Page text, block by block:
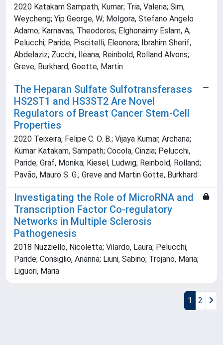
2020 Katakam Sampath, Kumar; Tria, Valeria; Sim,
Weycheng; Yip George, W; Molgora, Stefano Angelo
Adamo; Karnavas, Theodoros; Elghonaimy Eslam, A;
Pelucchi, Paride; Piscitelli, Eleonora; Ibrahim Sherif,
Abdelaziz; Zucchi, Ileana; Reinbold, Rolland Alvons;
Greve, Burkhard; Goette, Martin
The Heparan Sulfate Sulfotransferases
HS2ST1 and HS3ST2 Are Novel
Regulators of Breast Cancer Stem-Cell
Properties
2020 Teixeira, Felipe C. O. B.; Vijaya Kumar, Archana;
Kumar Katakam, Sampath; Cocola, Cinzia; Pelucchi,
Paride; Graf, Monika; Kiesel, Ludwig; Reinbold, Rolland;
Pavão, Mauro S. G.; Greve and Martin Götte, Burkhard
Investigating the Role of MicroRNA and
Transcription Factor Co-regulatory
Networks in Multiple Sclerosis
Pathogenesis
2018 Nuzziello, Nicoletta; Vilardo, Laura; Pelucchi,
Paride; Consiglio, Arianna; Liuni, Sabino; Trojano, Maria;
Liguori, Maria
1 2